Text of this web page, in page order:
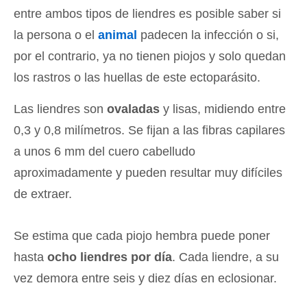
entre ambos tipos de liendres es posible saber si
la persona o el animal padecen la infección o si,
por el contrario, ya no tienen piojos y solo quedan
los rastros o las huellas de este ectoparásito.
Las liendres son ovaladas y lisas, midiendo entre
0,3 y 0,8 milímetros. Se fijan a las fibras capilares
a unos 6 mm del cuero cabelludo
aproximadamente y pueden resultar muy difíciles
de extraer.
Se estima que cada piojo hembra puede poner
hasta ocho liendres por día. Cada liendre, a su
vez demora entre seis y diez días en eclosionar.